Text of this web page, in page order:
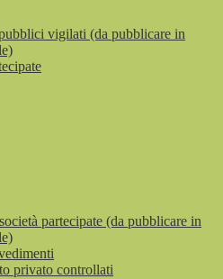
vigilati (da pubblicare in
partecipate (da pubblicare in
privato controllati